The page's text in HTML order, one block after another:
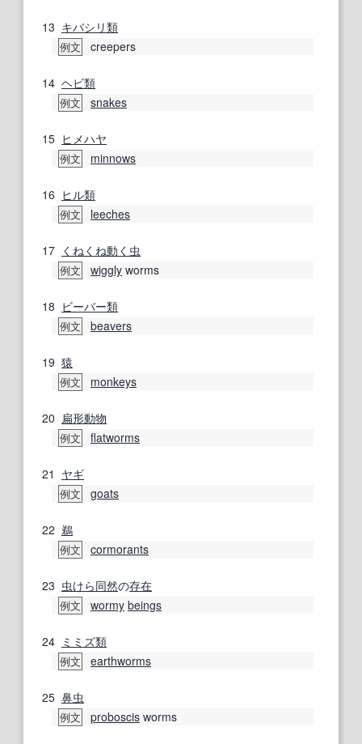
13 キバシリ類
例文 creepers
14 ヘビ類
例文 snakes
15 ヒメハヤ
例文 minnows
16 ヒル類
例文 leeches
17 くねくね動く 虫
例文 wiggly worms
18 ビーバー類
例文 beavers
19 猿
例文 monkeys
20 扁形動物
例文 flatworms
21 ヤギ
例文 goats
22 鵜
例文 cormorants
23 虫けら同然の存在
例文 wormy beings
24 ミミズ類
例文 earthworms
25 鼻虫
例文 proboscis worms